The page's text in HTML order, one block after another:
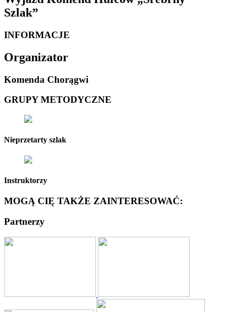
Szlak”
INFORMACJE
Organizator
Komenda Chorągwi
GRUPY METODYCZNE
Nieprzetarty szlak
Instruktorzy
MOGĄ CIĘ TAKŻE ZAINTERESOWAĆ:
Partnerzy